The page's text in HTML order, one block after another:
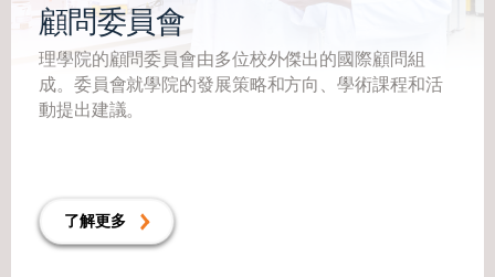
顧問委員會
理學院的顧問委員會由多位校外傑出的國際顧問組
成。委員會就學院的發展策略和方向、學術課程和活
動提出建議。
了解更多